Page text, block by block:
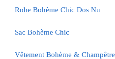
Robe Bohème Chic Dos Nu
Sac Bohème Chic
Vêtement Bohème & Champêtre